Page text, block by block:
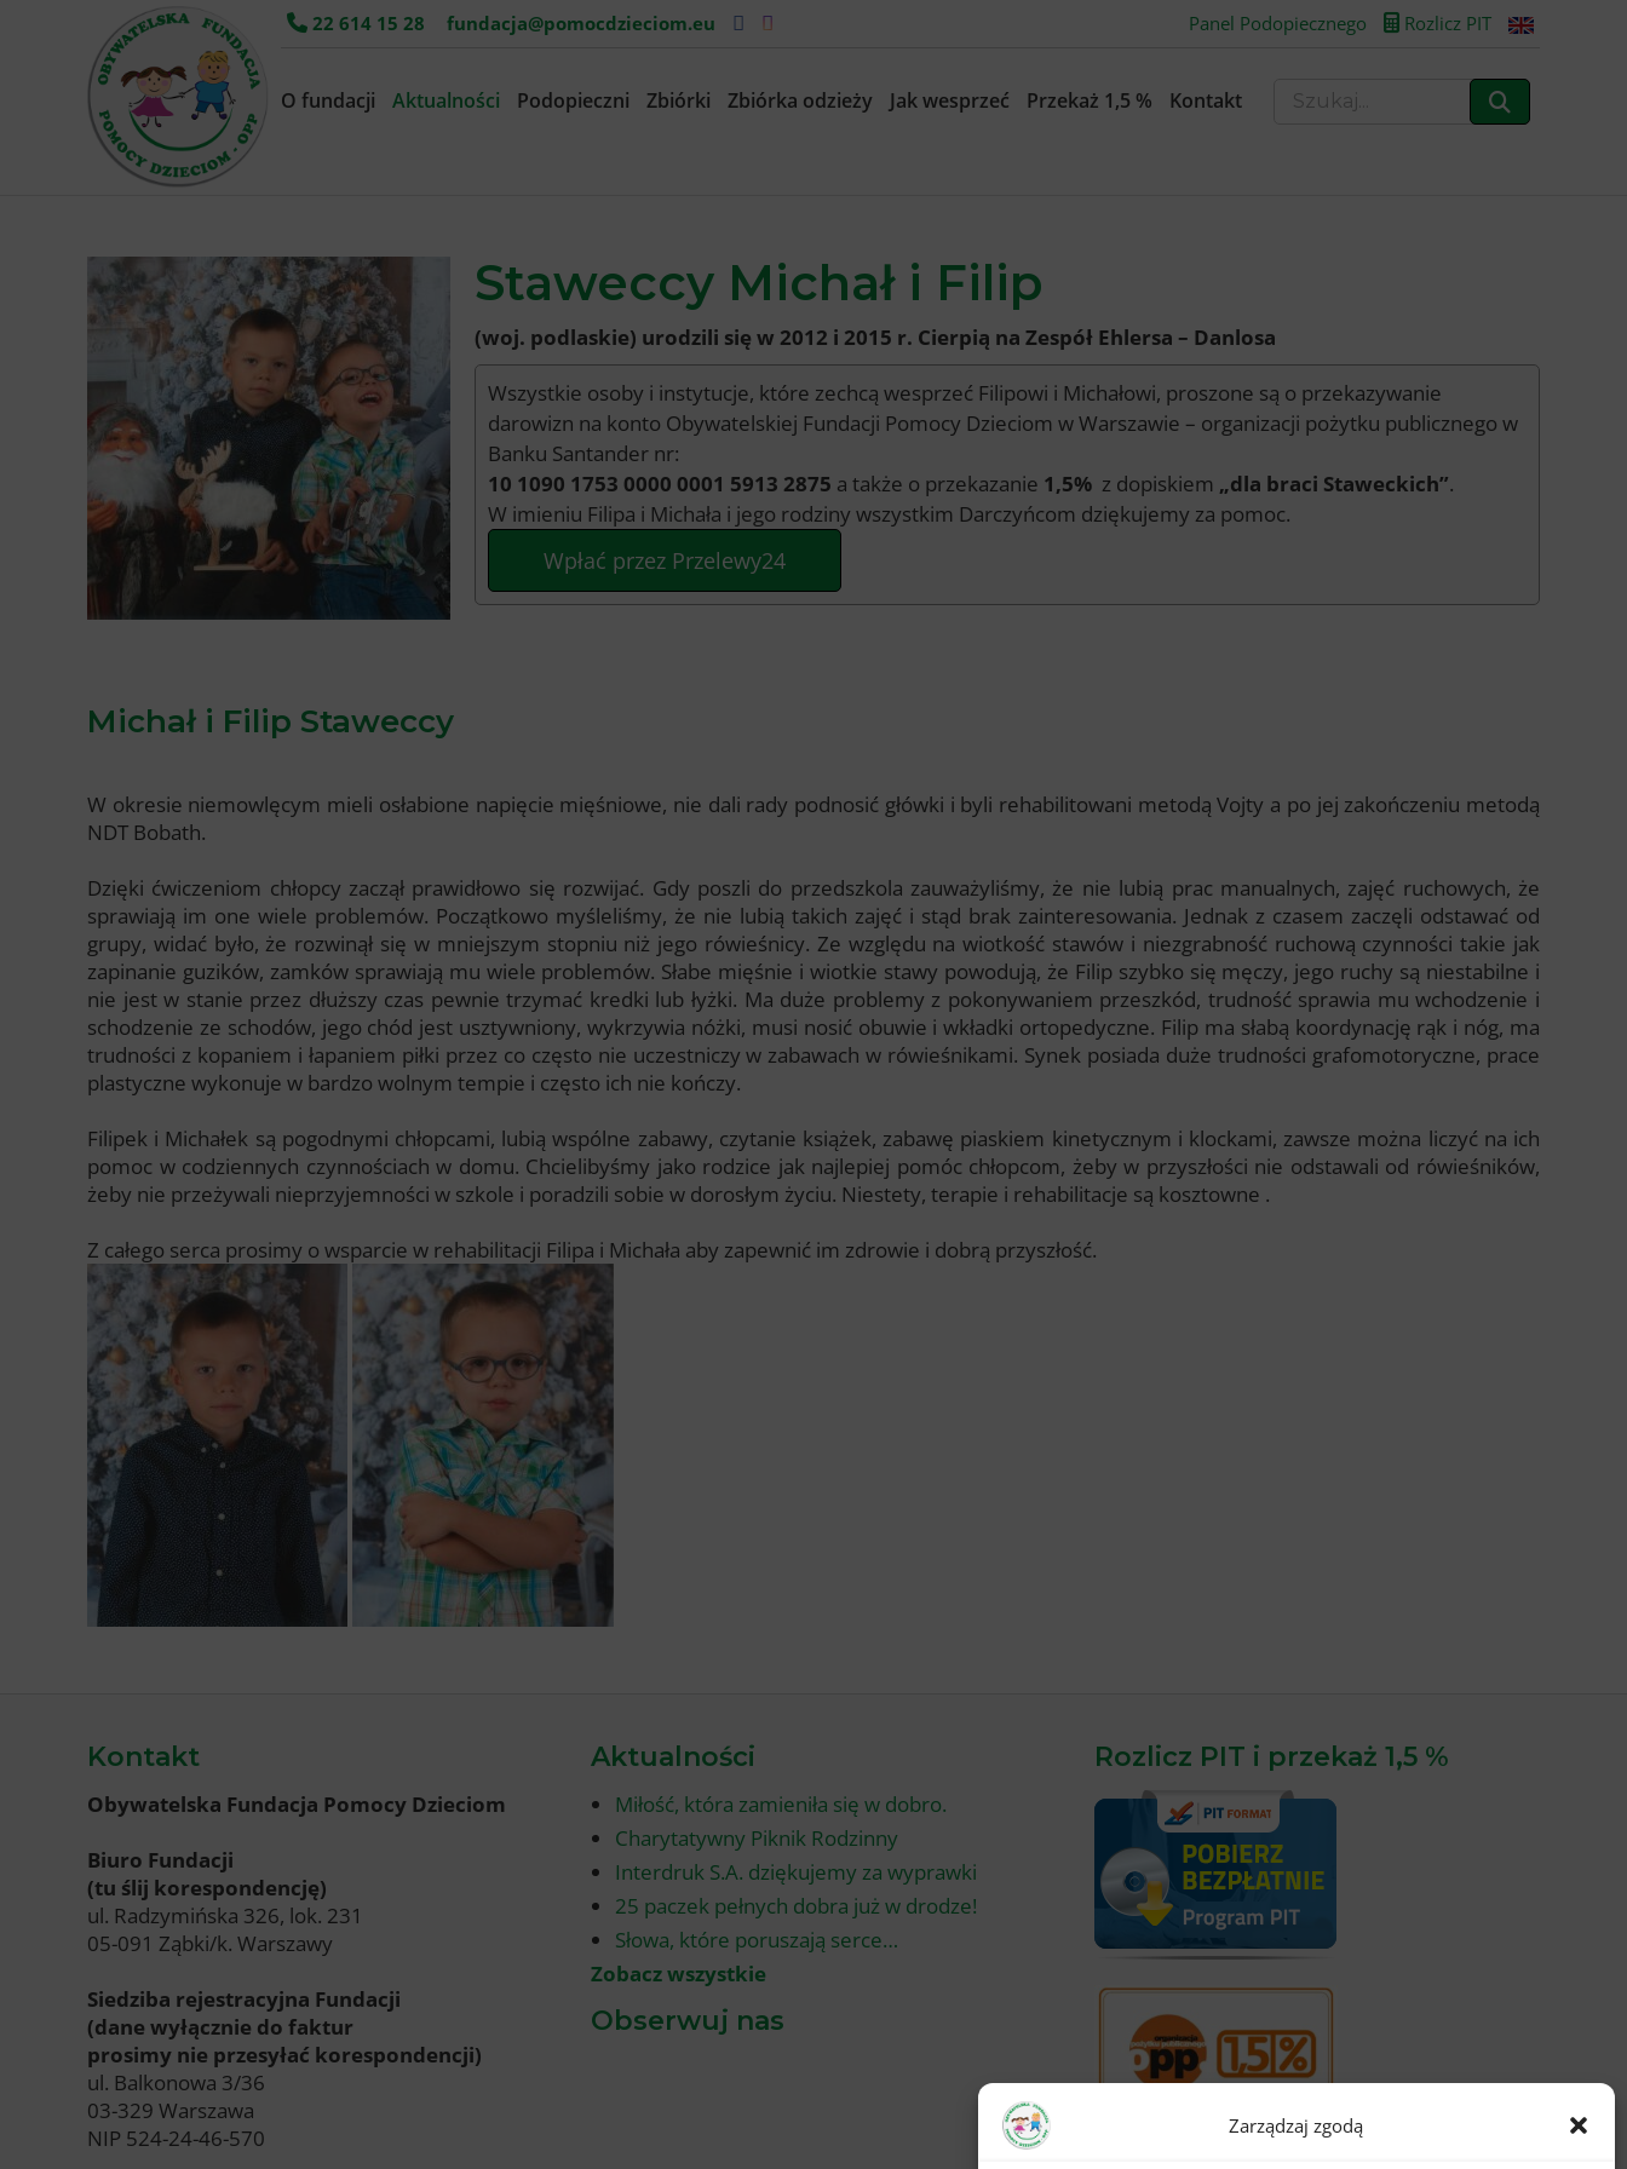
Zarządzaj zgodą
22 614 15 28 fundacja@pomocdzieciom.eu Panel Podopiecznego Rozlicz PIT
O fundacji Aktualności Podopieczni Zbiórki Zbiórka odzieży Jak wesprzeć Przekaż 1,5 % Kontakt
Staweccy Michał i Filip
(woj. podlaskie) urodzili się w 2012 i 2015 r. Cierpią na Zespół Ehlersa – Danlosa
Wszystkie osoby i instytucje, które zechcą wesprzeć Filipowi i Michałowi, proszone są o przekazywanie
darowizn na konto Obywatelskiej Fundacji Pomocy Dzieciom w Warszawie – organizacji pożytku publicznego w
Banku Santander nr:
10 1090 1753 0000 0001 5913 2875 a także o przekazanie 1,5% z dopiskiem „dla braci Staweckich”.
W imieniu Filipa i Michała i jego rodziny wszystkim Darczyńcom dziękujemy za pomoc.
Wpłać przez Przelewy24
Michał i Filip Staweccy
W okresie niemowlęcym mieli osłabione napięcie mięśniowe, nie dali rady podnosić główki i byli rehabilitowani metodą Vojty a po jej zakończeniu metodą
NDT Bobath.
Dzięki ćwiczeniom chłopcy zaczął prawidłowo się rozwijać. Gdy poszli do przedszkola zauważyliśmy, że nie lubią prac manualnych, zajęć ruchowych, że
sprawiają im one wiele problemów. Początkowo myśleliśmy, że nie lubią takich zajęć i stąd brak zainteresowania. Jednak z czasem zaczęli odstawać od
grupy, widać było, że rozwinął się w mniejszym stopniu niż jego rówieśnicy. Ze względu na wiotkość stawów i niezgrabność ruchową czynności takie jak
zapinanie guzików, zamków sprawiają mu wiele problemów. Słabe mięśnie i wiotkie stawy powodują, że Filip szybko się męczy, jego ruchy są niestabilne i
nie jest w stanie przez dłuższy czas pewnie trzymać kredki lub łyżki. Ma duże problemy z pokonywaniem przeszkód, trudność sprawia mu wchodzenie i
schodzenie ze schodów, jego chód jest usztywniony, wykrzywia nóżki, musi nosić obuwie i wkładki ortopedyczne. Filip ma słabą koordynację rąk i nóg, ma
trudności z kopaniem i łapaniem piłki przez co często nie uczestniczy w zabawach w rówieśnikami. Synek posiada duże trudności grafomotoryczne, prace
plastyczne wykonuje w bardzo wolnym tempie i często ich nie kończy.
Filipek i Michałek są pogodnymi chłopcami, lubią wspólne zabawy, czytanie książek, zabawę piaskiem kinetycznym i klockami, zawsze można liczyć na ich
pomoc w codziennych czynnościach w domu. Chcielibyśmy jako rodzice jak najlepiej pomóc chłopcom, żeby w przyszłości nie odstawali od rówieśników,
żeby nie przeżywali nieprzyjemności w szkole i poradzili sobie w dorosłym życiu. Niestety, terapie i rehabilitacje są kosztowne .
Z całego serca prosimy o wsparcie w rehabilitacji Filipa i Michała aby zapewnić im zdrowie i dobrą przyszłość.
Kontakt
Obywatelska Fundacja Pomocy Dzieciom
Biuro Fundacji
(tu ślij korespondencję)
ul. Radzymińska 326, lok. 231
05-091 Ząbki/k. Warszawy
Siedziba rejestracyjna Fundacji
(dane wyłącznie do faktur
prosimy nie przesyłać korespondencji)
ul. Balkonowa 3/36
03-329 Warszawa
NIP 524-24-46-570
Aktualności
Miłość, która zamieniła się w dobro.
Charytatywny Piknik Rodzinny
Interdruk S.A. dziękujemy za wyprawki
25 paczek pełnych dobra już w drodze!
Słowa, które poruszają serce…
Zobacz wszystkie
Obserwuj nas
Rozlicz PIT i przekaż 1,5 %